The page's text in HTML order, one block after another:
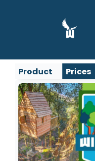
Product Prices